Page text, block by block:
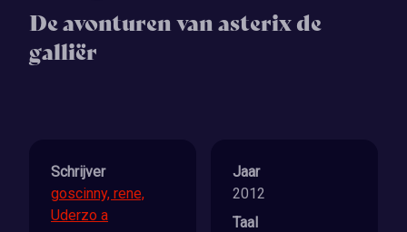
De avonturen van asterix de
galliër
Schrijver
goscinny, rene,
Uderzo a
Jaar
2012
Taal